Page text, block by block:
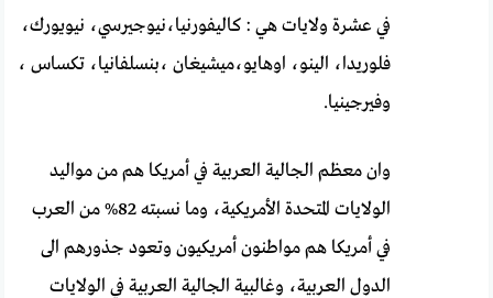
في عشرة ولايات هي : كاليفورنيا،نيوجيرسي، نيويورك،
فلوريدا، الينو، اوهايو،ميشيغان ،بنسلفانيا، تكساس ،
وفيرجينيا.
وان معظم الجالية العربية في أمريكا هم من مواليد
الولايات المتحدة الأمريكية، وما نسبته 82% من العرب
في أمريكا هم مواطنون أمريكيون وتعود جذورهم الى
الدول العربية، وغالبية الجالية العربية في الولايات